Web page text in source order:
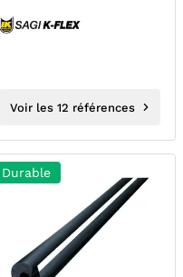
FENDU M1 Ep. 19mm
Voir les 12 références
Durable